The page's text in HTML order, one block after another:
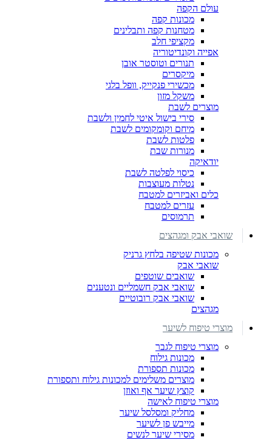
עולם הקפה
מכונות קפה
מטחנות קפה ותבלינים
מקציפי חלב
אפייה וקונדיטוריה
תנורים וטוסטר אובן
מיקסרים
מכשירי פנקייק, וופל בלגי
משקל מזון
מוצרים לשבת
סירי בישול איטי לחמין ולשבת
מיחם וקומקומים לשבת
פלטות לשבת
מנורות שבת
יודאיקה
כיסוי לפלטה לשבת
נטלות מעוצבות
כלים ואביזרים למטבח
עזרים למטבח
תרמוסים
שואבי אבק ומגהצים
מכונות שטיפה בלחץ גרניק
שואבי אבק
שואבים שוטפים
שואבי אבק חשמליים ונטענים
שואבי אבק רובוטיים
מגהצים
מוצרי טיפוח לשיער
מוצרי טיפוח לגבר
מכונות גילוח
מכונות תספורת
מוצרים משלימים למכונות גילוח ותספורת
קוצץ שיער אף ואוזן
מוצרי טיפוח לאישה
מחליק ומסלסל שיער
מייבש פן לשיער
מסירי שיער לנשים